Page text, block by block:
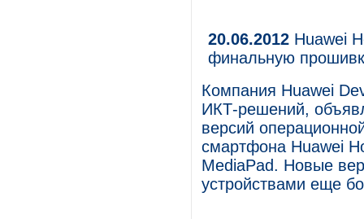
20.06.2012 Huawei
финальную
Компания Huawei
ИКТ-решений,
версий
смартфона Huawei
MediaPad. Новые
устройствами еще